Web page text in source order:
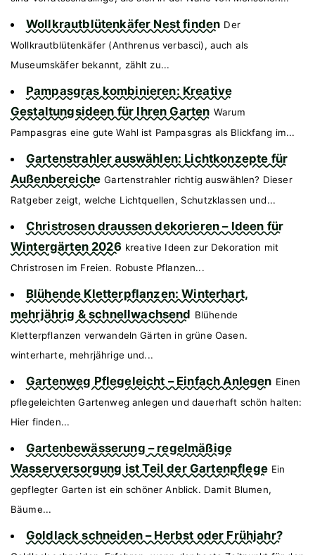
Wollkrautblütenkäfer Nest finden Der
Wollkrautblütenkäfer (Anthrenus verbasci), auch als
Museumskäfer bekannt, zählt zu...
Pampasgras kombinieren: Kreative
Gestaltungsideen für Ihren Garten Warum
Pampasgras eine gute Wahl ist Pampasgras als Blickfang im...
Gartenstrahler auswählen: Lichtkonzepte für
Außenbereiche Gartenstrahler richtig auswählen? Dieser
Ratgeber zeigt, welche Lichtquellen, Schutzklassen und...
Christrosen draussen dekorieren – Ideen für
Wintergärten 2026 kreative Ideen zur Dekoration mit
Christrosen im Freien. Robuste Pflanzen...
Blühende Kletterpflanzen: Winterhart,
mehrjährig & schnellwachsend Blühende
Kletterpflanzen verwandeln Gärten in grüne Oasen.
winterharte, mehrjährige und...
Gartenweg Pflegeleicht – Einfach Anlegen Einen
pflegeleichten Gartenweg anlegen und dauerhaft schön halten:
Hier finden...
Gartenbewässerung – regelmäßige
Wasserversorgung ist Teil der Gartenpflege Ein
gepflegter Garten ist ein schöner Anblick. Damit Blumen,
Bäume...
Goldlack schneiden – Herbst oder Frühjahr?